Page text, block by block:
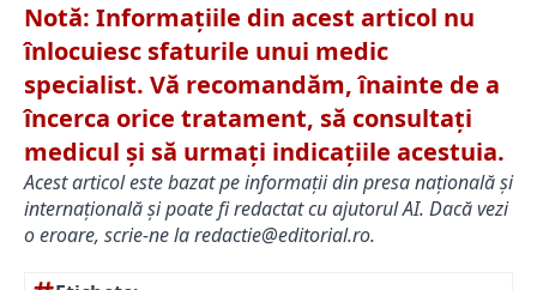
Notă: Informațiile din acest articol nu
înlocuiesc sfaturile unui medic
specialist. Vă recomandăm, înainte de a
încerca orice tratament, să consultați
medicul și să urmați indicațiile acestuia.
Acest articol este bazat pe informații din presa națională și
internațională și poate fi redactat cu ajutorul AI. Dacă vezi
o eroare, scrie-ne laredactie@editorial.ro.